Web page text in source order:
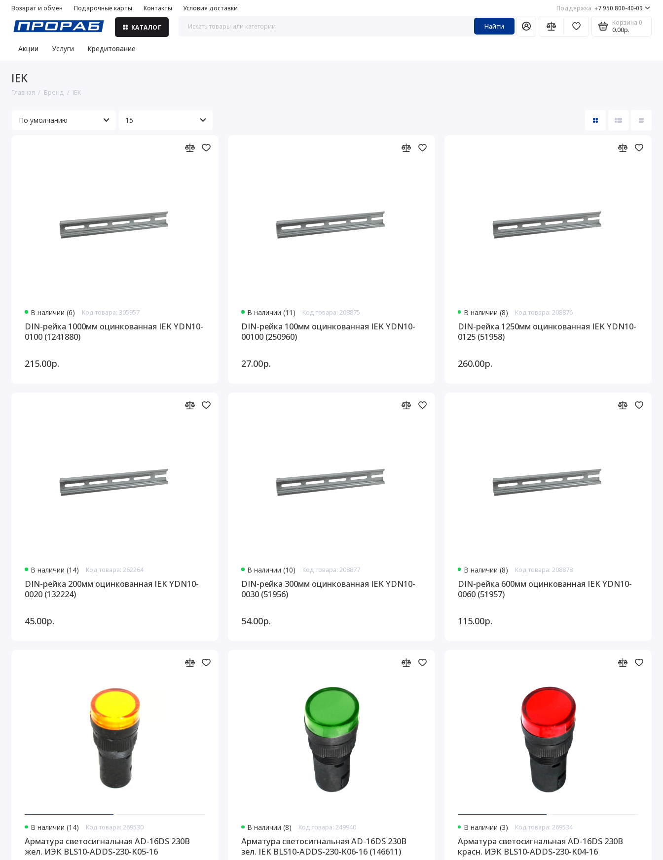
Возврат и обмен Подарочные карты Контакты Условия доставки Поддержка +7 950 800-40-09
КАТАЛОГ Найти Корзина 0
0.00р.
Акции Услуги Кредитование
IEK
Главная Бренд IEK
В наличии (6) Код товара: 305957
DIN-рейка 1000мм оцинкованная IEK YDN10-
0100 (1241880)
215.00р.
В наличии (11) Код товара: 208875
DIN-рейка 100мм оцинкованная IEK YDN10-
00100 (250960)
27.00р.
В наличии (8) Код товара: 208876
DIN-рейка 1250мм оцинкованная IEK YDN10-
0125 (51958)
260.00р.
В наличии (14) Код товара: 262264
DIN-рейка 200мм оцинкованная IEK YDN10-
0020 (132224)
45.00р.
В наличии (10) Код товара: 208877
DIN-рейка 300мм оцинкованная IEK YDN10-
0030 (51956)
54.00р.
В наличии (8) Код товара: 208878
DIN-рейка 600мм оцинкованная IEK YDN10-
0060 (51957)
115.00р.
В наличии (14) Код товара: 269530
Арматура светосигнальная AD-16DS 230В
жел. ИЭК BLS10-ADDS-230-K05-16
В наличии (8) Код товара: 249940
Арматура светосигнальная AD-16DS 230В
зел. IEK BLS10-ADDS-230-K06-16 (146611)
В наличии (3) Код товара: 269534
Арматура светосигнальная AD-16DS 230В
красн. ИЭК BLS10-ADDS-230-K04-16